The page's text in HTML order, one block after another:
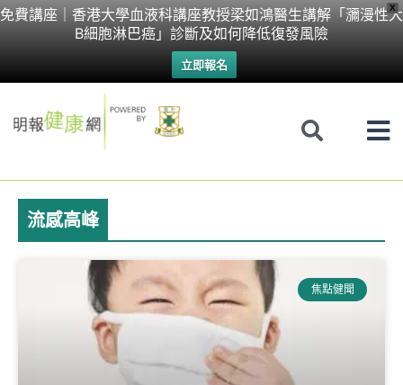
X
免費講座｜香港大學血液科講座教授梁如鴻醫生講解「瀰漫性大
B細胞淋巴癌」診斷及如何降低復發風險
立即報名
Skip
流感高峰
焦點健聞